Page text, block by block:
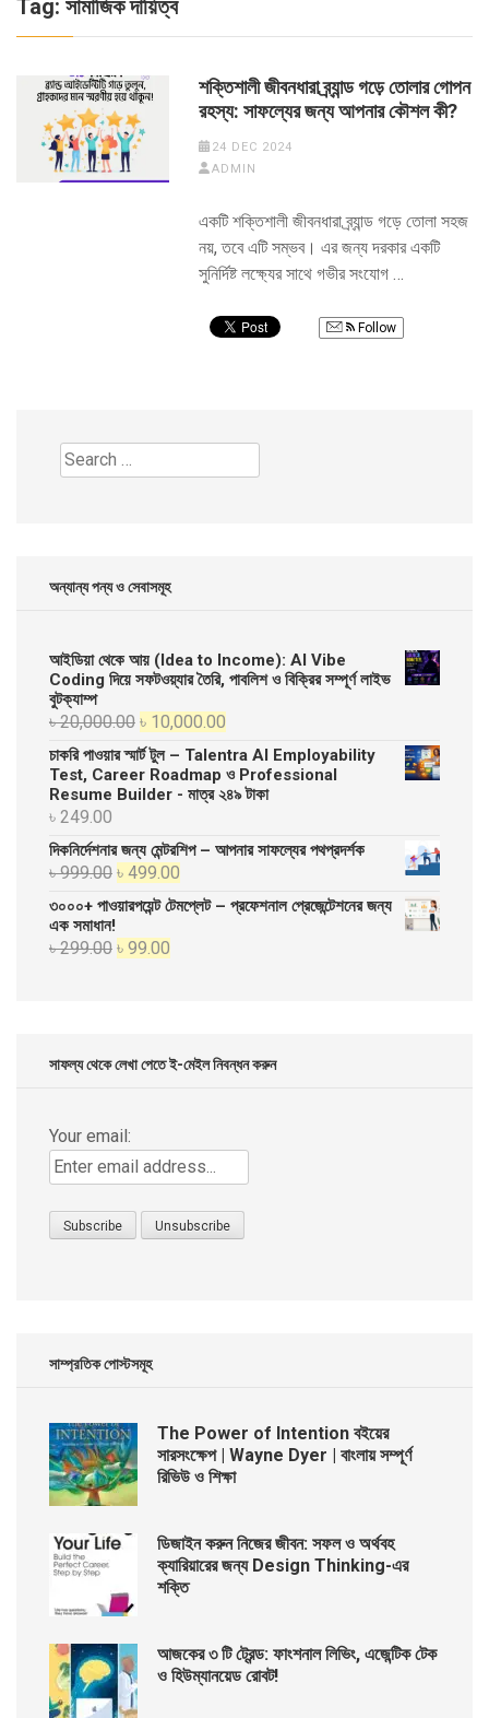
Tag: সামাজিক দায়িত্ব
শক্তিশালী জীবনধারা ব্র্যান্ড গড়ে তোলার গোপন
রহস্য: সাফল্যের জন্য আপনার কৌশল কী?
24 DEC 2024
ADMIN
একটি শক্তিশালী জীবনধারা ব্র্যান্ড গড়ে তোলা সহজ
নয়, তবে এটি সম্ভব। এর জন্য দরকার একটি
সুনির্দিষ্ট লক্ষ্যের সাথে গভীর সংযোগ …
Follow
Search
for:
অন্যান্য পন্য ও সেবাসমূহ
আইডিয়া থেকে আয় (Idea to Income): AI Vibe
Coding দিয়ে সফটওয়্যার তৈরি, পাবলিশ ও বিক্রির সম্পূর্ণ লাইভ
বুটক্যাম্প
৳20,000.00 Original
price
was:
৳ 20,000.00.
৳ 10,000.00
price
is:
৳ 10,000.00.
চাকরি পাওয়ার স্মার্ট টুল – Talentra AI Employability
Test, Career Roadmap ও Professional
Resume Builder - মাত্র ২৪৯ টাকা
৳ 249.00
দিকনির্দেশনার জন্য মেন্টরশিপ – আপনার সাফল্যের পথপ্রদর্শক
৳999.00 Original
price
৳ 999.00.
৳ 499.00
price
৩০০০+ পাওয়ারপয়েন্ট টেমপ্লেট – প্রফেশনাল প্রেজেন্টেশনের জন্য
এক সমাধান!
৳299.00 Original
৳ 99.00
সাফল্য থেকে লেখা পেতে ই-মেইল নিবন্ধন করুন
Your email:
সাম্প্রতিক পোস্টসমূহ
The Power of Intention বইয়ের
সারসংক্ষেপ | Wayne Dyer | বাংলায় সম্পূর্ণ
রিভিউ ও শিক্ষা
ডিজাইন করুন নিজের জীবন: সফল ও অর্থবহ
ক্যারিয়ারের জন্য Design Thinking-এর
শক্তি
আজকের ৩ টি ট্রেন্ড: ফাংশনাল লিভিং, এজেন্টিক টেক
ও হিউম্যানয়েড রোবট!